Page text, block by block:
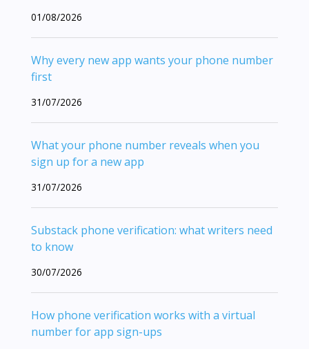
01/08/2026
Why every new app wants your phone number
first
31/07/2026
What your phone number reveals when you
sign up for a new app
31/07/2026
Substack phone verification: what writers need
to know
30/07/2026
How phone verification works with a virtual
number for app sign-ups